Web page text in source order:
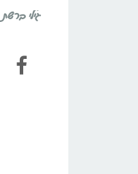
גילי ברשת